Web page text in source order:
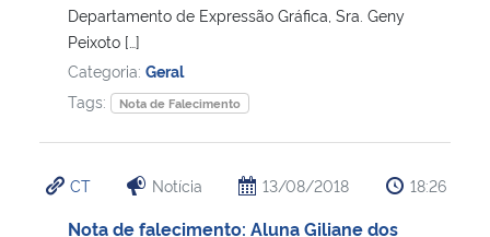
Departamento de Expressão Gráfica, Sra. Geny
Peixoto […]
Categoria: Geral
Tags:
Nota de Falecimento
CT Notícia 13/08/2018 18:26
Nota de falecimento: Aluna Giliane dos